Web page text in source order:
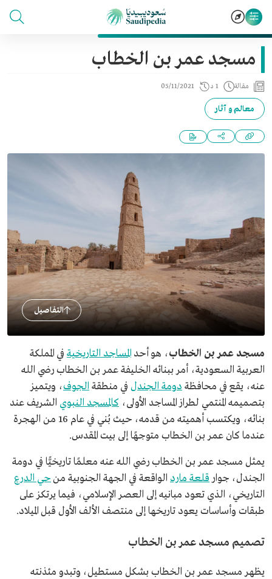
مسجد عمر بن الخطاب
مقالة 1 د 05/11/2021
معالم و آثار
التفاصيل
مسجد عمر بن الخطاب، هو أحد المساجد التاريخية في المملكة
العربية السعودية، أمر ببنائه الخليفة عمر بن الخطاب رضي الله
عنه، يقع في محافظة دومة الجندل في منطقة الجوف، ويتميز
بتصميمه المنتمي لطراز المساجد الأولى، كالمسجد النبوي الشريف عند
بنائه، ويكتسب أهميته من قدمه، حيث بُني في عام 16 من الهجرة
عندما كان عمر بن الخطاب متوجهًا إلى بيت المقدس.
يمثل مسجد عمر بن الخطاب رضي الله عنه معلمًا تاريخيًّا في دومة
الجندل، جوار قلعة مارد الواقعة في الجهة الجنوبية منحي الدرع
التاريخي، الذي تعود مبانيه إلى العصر الإسلامي، فيما يرتكز على
طبقات وأساسات يعود تاريخها إلى منتصف الألف الأول قبل الميلاد.
تصميم مسجد عمر بن الخطاب
يظهر مسجد عمر بن الخطاب بشكل مستطيل، وتبدو مئذنته